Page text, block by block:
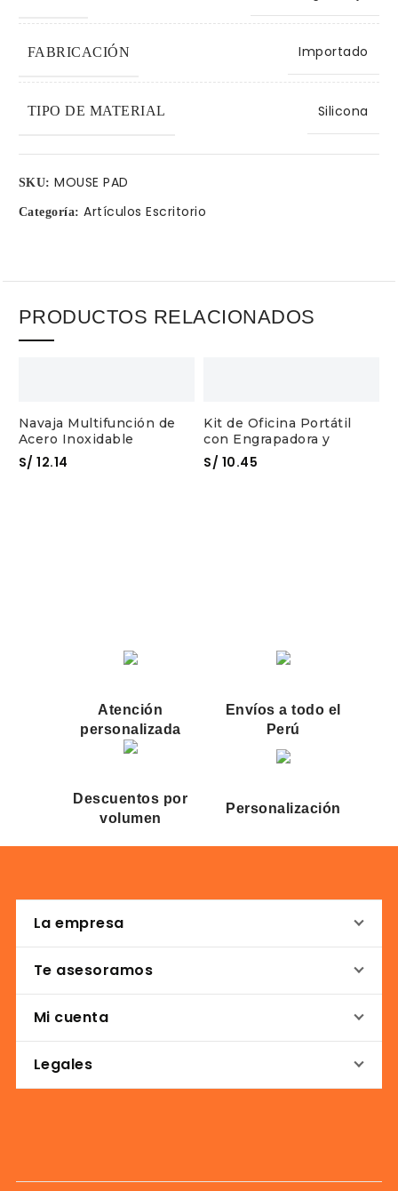
FABRICACIÓN Importado
TIPO DE MATERIAL Silicona
SKU: MOUSE PAD
Categoría: Artículos Escritorio
PRODUCTOS RELACIONADOS
Navaja Multifunción de
Acero Inoxidable
S/ 12.14
Kit de Oficina Portátil
con Engrapadora y
Perforadora
S/ 10.45
Atención
personalizada
Envíos a todo el
Perú
Descuentos por
volumen
Personalización
La empresa
Te asesoramos
Mi cuenta
Legales